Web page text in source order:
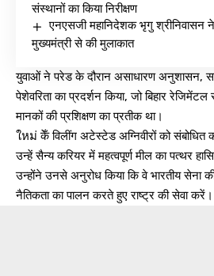
संस्थानों का किया निरीक्षण
एनएसजी महानिदेशक भृगु श्रीनिवासन
मुख्यमंत्री से की मुलाकात
युवाओं ने परेड के दौरान असाधारण अनुशासन,
पेशेवरिता का प्रदर्शन किया, जो बिहार
मानकों की प्रशिक्षण का प्रतीक था।
ใหม่ केँ विलींग अटेस्टेड अग्निवीरों को
उन्हें सैन्य करियर में महत्वपूर्ण मील का पत्थर
उन्होंने उनसे अनुरोध किया कि वे भारतीय सेना
नैतिकता का पालन करते हुए राष्ट्र की सेवा करें।